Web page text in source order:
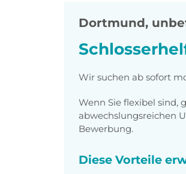
Dortmund,
Wir suchen ab sofort
Wenn Sie flexibel sind,
abwechslungsreichen
Bewerbung.
Diese Vorteile